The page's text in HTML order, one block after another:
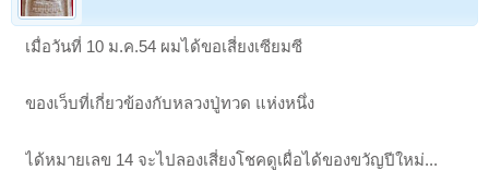
เมื่อวันที่ 10 ม.ค.54 ผมได้ขอเสี่ยงเซียมซี
ของเว็บที่เกี่ยวข้องกับหลวงปู่ทวด แห่งหนึ่ง
ได้หมายเลข 14 จะไปลองเสี่ยงโชคดูเผื่อได้ของขวัญปีใหม่...